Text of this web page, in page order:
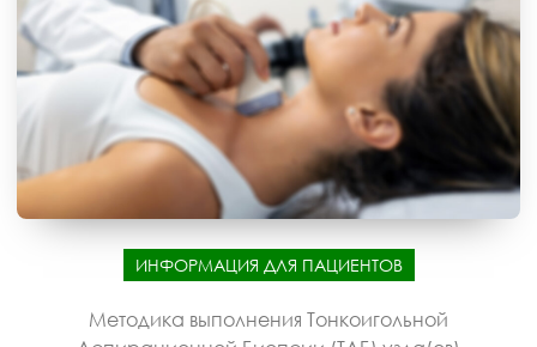
ИНФОРМАЦИЯ ДЛЯ ПАЦИЕНТОВ
Методика выполнения Тонкоигольной